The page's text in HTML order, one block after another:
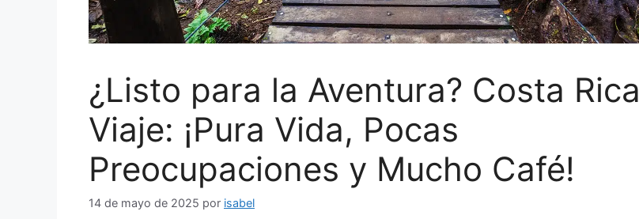
¿Listo para la Aventura? Costa Rica
Viaje: ¡Pura Vida, Pocas
Preocupaciones y Mucho Café!
14 de mayo de 2025 por isabel